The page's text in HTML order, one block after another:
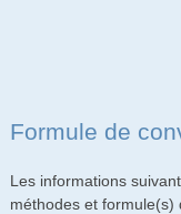
Formule de
Les informations
méthodes et formule(s)